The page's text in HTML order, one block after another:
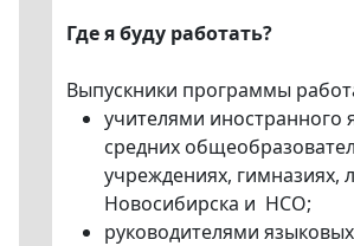
Где я буду работать?
Выпускники программы
учителями иностранного
средних
учреждениях, гимназиях,
Новосибирска и НСО;
руководителями